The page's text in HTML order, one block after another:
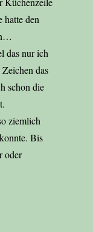
hatte den
das nur ich
das
schon die
ziemlich
Bis
oder